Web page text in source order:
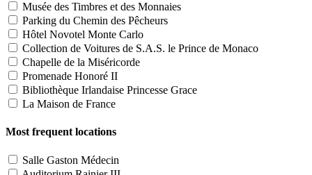
Musée des Timbres et des Monnaies
Parking du Chemin des Pêcheurs
Hôtel Novotel Monte Carlo
Collection de Voitures de S.A.S. le Prince de Monaco
Chapelle de la Miséricorde
Promenade Honoré II
Bibliothèque Irlandaise Princesse Grace
La Maison de France
Most frequent locations
Salle Gaston Médecin